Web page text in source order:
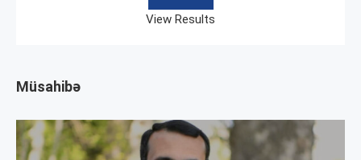
View Results
Müsahibə